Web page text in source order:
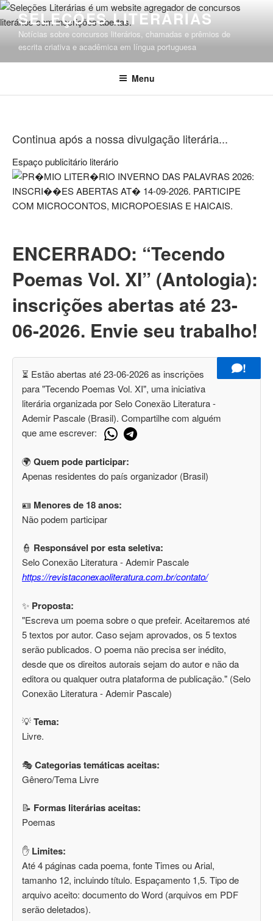
Pular
para
conteúdo
SELEÇÕES LITERÁRIAS
Notícias sobre concursos literários, chamadas e prêmios de
escrita criativa e acadêmica em língua portuguesa
Menu
Continua após a nossa divulgação literária...
Espaço publicitário literário
ENCERRADO: “Tecendo
Poemas Vol. XI” (Antologia):
inscrições abertas até 23-
06-2026. Envie seu trabalho!
!
⏳ Estão abertas até 23-06-2026 as inscrições
para "Tecendo Poemas Vol. XI", uma iniciativa
literária organizada por Selo Conexão Literatura -
Ademir Pascale (Brasil). Compartilhe com alguém
que ame escrever:
🌍 Quem pode participar:
Apenas residentes do país organizador (Brasil)
🪪 Menores de 18 anos:
Não podem participar
👮 Responsável por esta seletiva:
Selo Conexão Literatura - Ademir Pascale
https://revistaconexaoliteratura.com.br/contato/
✨ Proposta:
"Escreva um poema sobre o que prefeir. Aceitaremos até
5 textos por autor. Caso sejam aprovados, os 5 textos
serão publicados. O poema não precisa ser inédito,
desde que os direitos autorais sejam do autor e não da
editora ou qualquer outra plataforma de publicação." (Selo
Conexão Literatura - Ademir Pascale)
💡Tema:
Livre.
🎭Categorias temáticas aceitas:
Gênero/Tema Livre
📝 Formas literárias aceitas:
Poemas
✋ Limites:
Até 4 páginas cada poema, fonte Times ou Arial,
tamanho 12, incluindo título. Espaçamento 1,5. Tipo de
arquivo aceito: documento do Word (arquivos em PDF
serão deletados).